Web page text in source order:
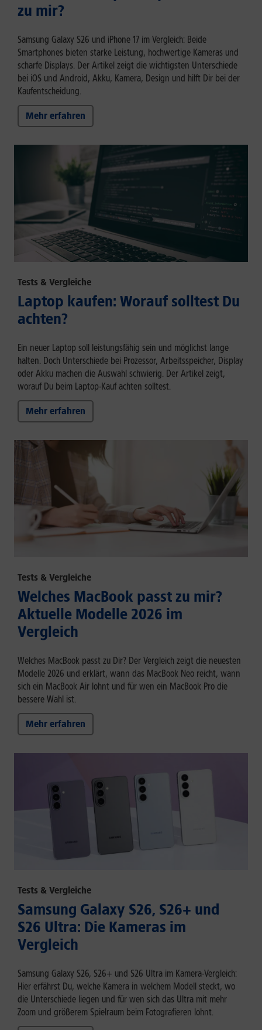
zu mir?
Samsung Galaxy S26 und iPhone 17 im Vergleich: Beide
Smartphones bieten starke Leistung, hochwertige Kameras und
scharfe Displays. Der Artikel zeigt die wichtigsten Unterschiede
bei iOS und Android, Akku, Kamera, Design und hilft Dir bei der
Kaufentscheidung.
Mehr erfahren
Tests & Vergleiche
Laptop kaufen: Worauf solltest Du
achten?
Ein neuer Laptop soll leistungsfähig sein und möglichst lange
halten. Doch Unterschiede bei Prozessor, Arbeitsspeicher, Display
oder Akku machen die Auswahl schwierig. Der Artikel zeigt,
worauf Du beim Laptop-Kauf achten solltest.
Mehr erfahren
Tests & Vergleiche
Welches MacBook passt zu mir?
Aktuelle Modelle 2026 im
Vergleich
Welches MacBook passt zu Dir? Der Vergleich zeigt die neuesten
Modelle 2026 und erklärt, wann das MacBook Neo reicht, wann
sich ein MacBook Air lohnt und für wen ein MacBook Pro die
bessere Wahl ist.
Mehr erfahren
Tests & Vergleiche
Samsung Galaxy S26, S26+ und
S26 Ultra: Die Kameras im
Vergleich
Samsung Galaxy S26, S26+ und S26 Ultra im Kamera-Vergleich:
Hier erfährst Du, welche Kamera in welchem Modell steckt, wo
die Unterschiede liegen und für wen sich das Ultra mit mehr
Zoom und größerem Spielraum beim Fotografieren lohnt.